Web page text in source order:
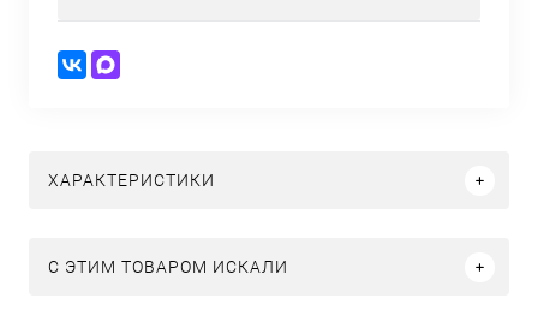
ХАРАКТЕРИСТИКИ
C ЭТИМ ТОВАРОМ ИСКАЛИ